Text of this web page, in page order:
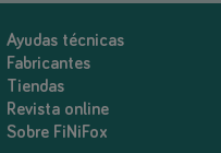
Ayudas técnicas
Fabricantes
Tiendas
Revista online
Sobre FiNiFox